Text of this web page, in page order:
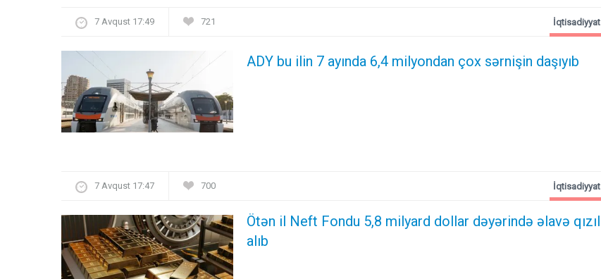
7 Avqust 17:49 721
ADY bu ilin 7 ayında 6,4 milyondan çox sərnişin daşıyıb
İqtisadiyyat
7 Avqust 17:47 700
Ötən il Neft Fondu 5,8 milyard dollar dəyərində əlavə qızıl
alıb
İqtisadiyyat